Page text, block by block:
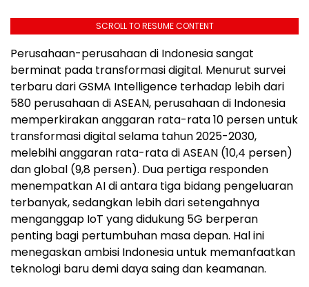
SCROLL TO RESUME CONTENT
Perusahaan-perusahaan di Indonesiasangat
berminat pada transformasi digital. Menurut survei
terbaru dari GSMA Intelligence terhadap lebih dari
580 perusahaan di ASEAN, perusahaan di Indonesia
memperkirakan anggaran rata-rata 10 persen untuk
transformasi digital selama tahun 2025-2030,
melebihi anggaran rata-rata di ASEAN (10,4 persen)
dan global (9,8 persen). Dua pertiga responden
menempatkanAI diantara tiga bidang pengeluaran
terbanyak, sedangkan lebih dari setengahnya
menganggap IoT yang didukung 5G berperan
penting bagi pertumbuhan masa depan. Hal ini
menegaskan ambisi Indonesiauntuk memanfaatkan
teknologi baru demi daya saing dan keamanan.